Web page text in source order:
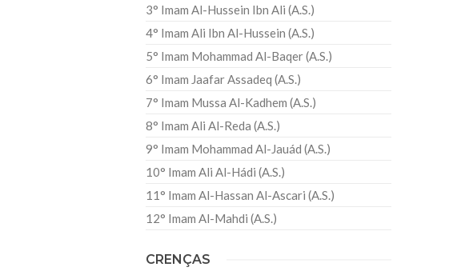
3° Imam Al-Hussein Ibn Ali (A.S.)
4° Imam Ali Ibn Al-Hussein (A.S.)
5° Imam Mohammad Al-Baqer (A.S.)
6° Imam Jaafar Assadeq (A.S.)
7° Imam Mussa Al-Kadhem (A.S.)
8° Imam Ali Al-Reda (A.S.)
9° Imam Mohammad Al-Jauád (A.S.)
10° Imam Ali Al-Hádi (A.S.)
11° Imam Al-Hassan Al-Ascari (A.S.)
12° Imam Al-Mahdi (A.S.)
CRENÇAS